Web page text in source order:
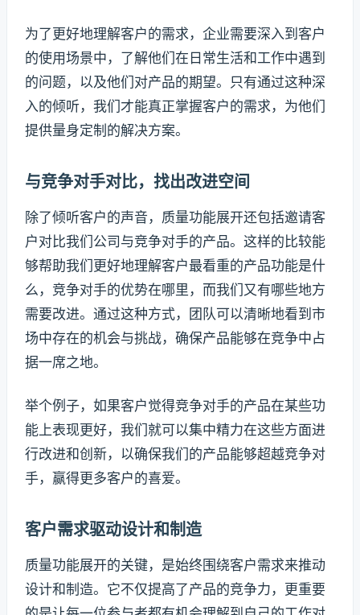
为了更好地理解客户的需求，企业需要深入到客户
的使用场景中，了解他们在日常生活和工作中遇到
的问题，以及他们对产品的期望。只有通过这种深
入的倾听，我们才能真正掌握客户的需求，为他们
提供量身定制的解决方案。
与竞争对手对比，找出改进空间
除了倾听客户的声音，质量功能展开还包括邀请客
户对比我们公司与竞争对手的产品。这样的比较能
够帮助我们更好地理解客户最看重的产品功能是什
么，竞争对手的优势在哪里，而我们又有哪些地方
需要改进。通过这种方式，团队可以清晰地看到市
场中存在的机会与挑战，确保产品能够在竞争中占
据一席之地。
举个例子，如果客户觉得竞争对手的产品在某些功
能上表现更好，我们就可以集中精力在这些方面进
行改进和创新，以确保我们的产品能够超越竞争对
手，赢得更多客户的喜爱。
客户需求驱动设计和制造
质量功能展开的关键，是始终围绕客户需求来推动
设计和制造。它不仅提高了产品的竞争力，更重要